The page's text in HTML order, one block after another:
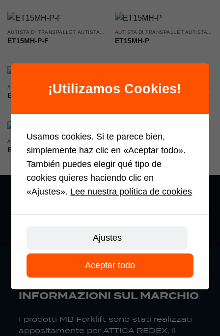
ET15MH-P-F ET15MH-P
AUTISTA DI TRANSPALLET AUTISTA ACCOMPAGNATO
EPT20-15ET3 EPT20-20WA
AUTISTA DI TRANSPALLET AUTISTA ACCOMPAGNATO
EPT20-15ET
PRODOTTI STAR
EPT12-EZX
INFORMAZIONI SUL MARCHIO
I prodotti MB Forklift sono stati realizzati
appositamente per ATTICA REDEX, il
¡Utilizamos Cookies!
Usamos cookies. Si te parece bien,
simplemente haz clic en «Aceptar todo».
También puedes elegir qué tipo de
cookies quieres haciendo clic en
«Ajustes». Lee nuestra política de cookies
Ajustes
Aceptar todo